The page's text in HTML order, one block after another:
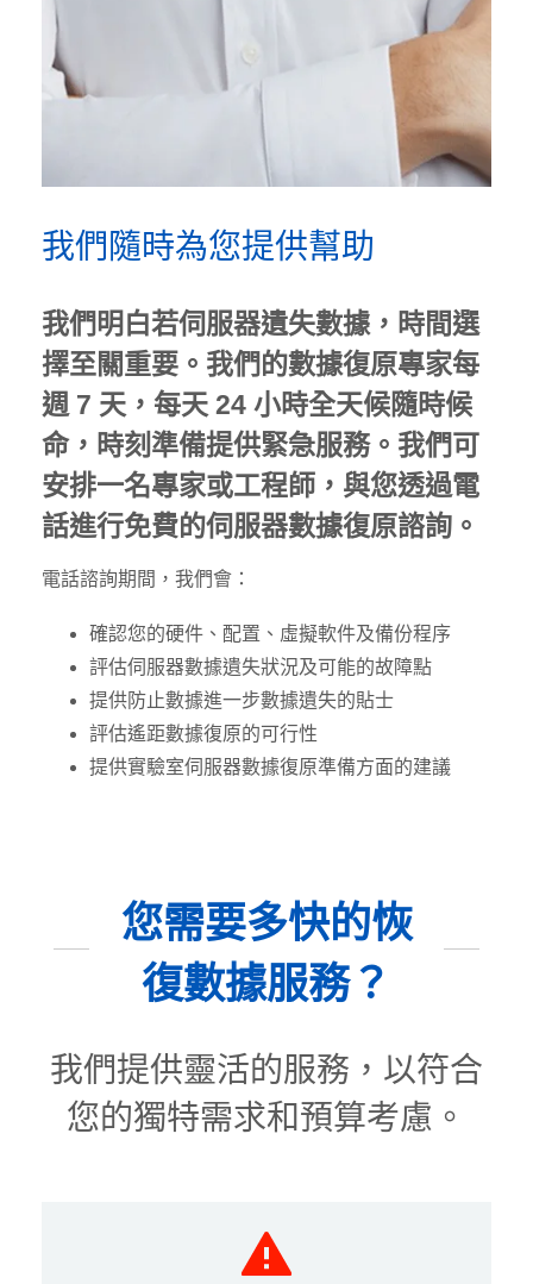
我們隨時為您提供幫助
我們明白若伺服器遺失數據，時間選
擇至關重要。我們的數據復原專家每
週 7 天，每天 24 小時全天候隨時候
命，時刻準備提供緊急服務。我們可
安排一名專家或工程師，與您透過電
話進行免費的伺服器數據復原諮詢。
電話諮詢期間，我們會：
確認您的硬件、配置、虛擬軟件及備份程序
評估伺服器數據遺失狀況及可能的故障點
提供防止數據進一步數據遺失的貼士
評估遙距數據復原的可行性
提供實驗室伺服器數據復原準備方面的建議
您需要多快的恢
復數據服務？
我們提供靈活的服務，以符合
您的獨特需求和預算考慮。